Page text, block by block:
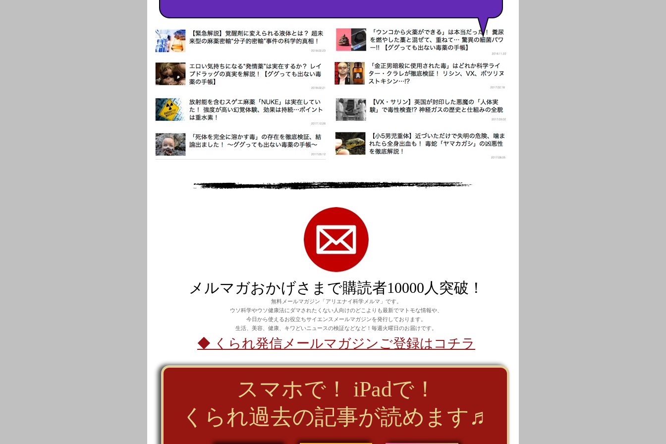
メルマガおかげさまで購読者10000人突破！
無料メールマガジン「アリエナイ科学メルマ 」です。
ウソ科学やウソ健康法にダマされたくない人向けのどこよりも最新でマトモな情報や、
今日から使えるお役立ちサイエンスメールマガジンを発行しております。
生活、美容、健康、キワどいニュースの検証などなど！毎週火曜日のお届けです。
◆ くられ発信メールマガジンご登録はコチラ
スマホで！ iPadで！
くられ過去の記事が読めます ♬